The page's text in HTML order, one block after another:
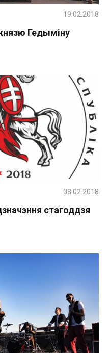
Гедыміну
19.02.2018
стагоддзя
08.02.2018